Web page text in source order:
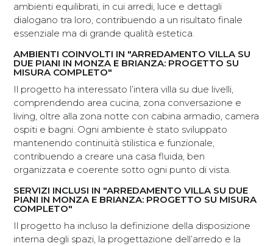
ambienti equilibrati, in cui arredi, luce e dettagli
dialogano tra loro, contribuendo a un risultato finale
essenziale ma di grande qualità estetica.
AMBIENTI COINVOLTI IN "ARREDAMENTO VILLA SU
DUE PIANI IN MONZA E BRIANZA: PROGETTO SU
MISURA COMPLETO"
Il progetto ha interessato l’intera villa su due livelli,
comprendendo area cucina, zona conversazione e
living, oltre alla zona notte con cabina armadio, camera
ospiti e bagni. Ogni ambiente è stato sviluppato
mantenendo continuità stilistica e funzionale,
contribuendo a creare una casa fluida, ben
organizzata e coerente sotto ogni punto di vista.
SERVIZI INCLUSI IN "ARREDAMENTO VILLA SU DUE
PIANI IN MONZA E BRIANZA: PROGETTO SU MISURA
COMPLETO"
Il progetto ha incluso la definizione della disposizione
interna degli spazi, la progettazione dell’arredo e la